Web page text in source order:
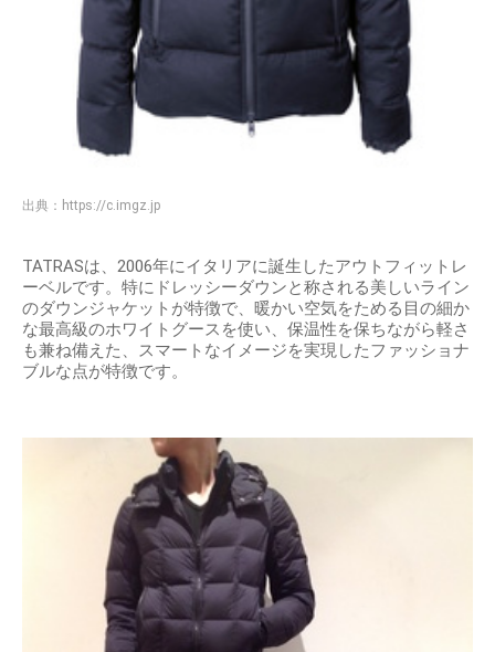
出典： https://c.imgz.jp
TATRASは、2006年にイタリアに誕生したアウトフィットレ
ーベルです。特にドレッシーダウンと称される美しいライン
のダウンジャケットが特徴で、暖かい空気をためる目の細か
な最高級のホワイトグースを使い、保温性を保ちながら軽さ
も兼ね備えた、スマートなイメージを実現したファッショナ
ブルな点が特徴です。